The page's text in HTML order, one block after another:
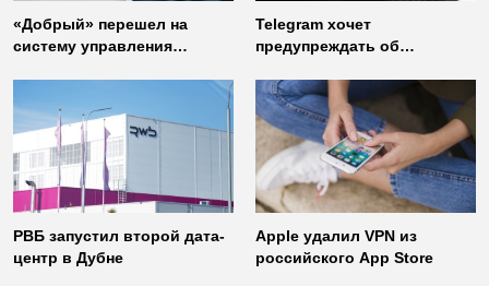
«Добрый» перешел на
систему управления
Telegram хочет
предупреждать об
неофициальных клиентов
мессенджера
РВБ запустил второй дата-
центр в Дубне
Apple удалил VPN из
российского App Store